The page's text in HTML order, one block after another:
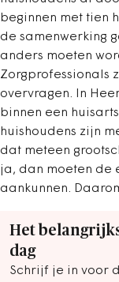
beginnen met tien
de samenwerking
anders moeten
Zorgprofessionals
overvragen. In
binnen een
huishoudens zijn
dat meteen
ja, dan moeten de
aankunnen.
Het
dag
Schrijf je in voor